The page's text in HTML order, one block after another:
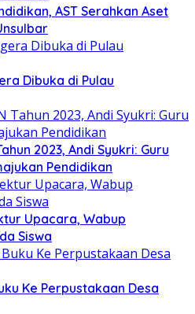
AST Serahkan Aset
Dibuka di Pulau
2023, Andi Syukri: Guru
Pendidikan
Upacara, Wabup
Siswa
Ke Perpustakaan Desa